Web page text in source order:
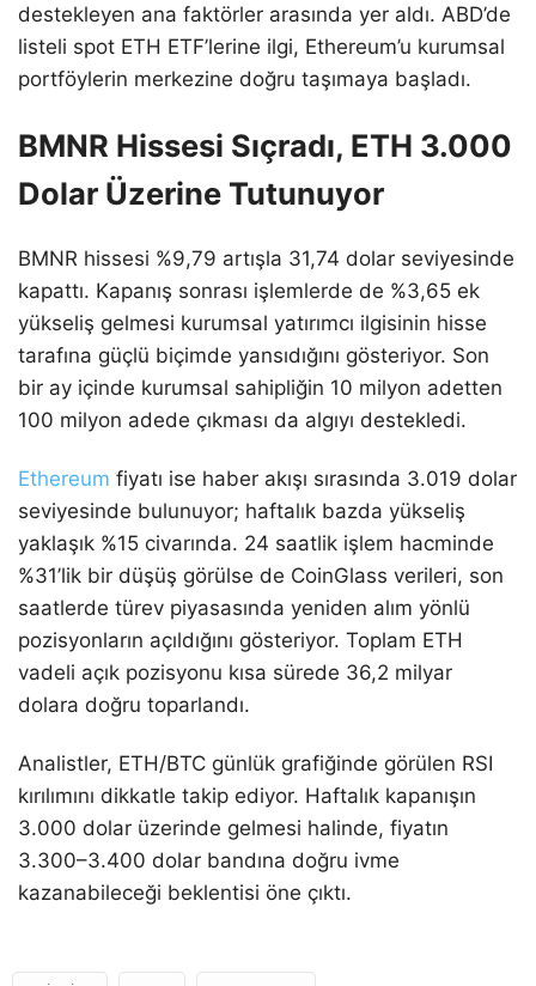
destekleyen ana faktörler arasında yer aldı. ABD’de
listeli spot ETH ETF’lerine ilgi, Ethereum’u kurumsal
portföylerin merkezine doğru taşımaya başladı.
BMNR Hissesi Sıçradı, ETH 3.000
Dolar Üzerine Tutunuyor
BMNR hissesi %9,79 artışla 31,74 dolar seviyesinde
kapattı. Kapanış sonrası işlemlerde de %3,65 ek
yükseliş gelmesi kurumsal yatırımcı ilgisinin hisse
tarafına güçlü biçimde yansıdığını gösteriyor. Son
bir ay içinde kurumsal sahipliğin 10 milyon adetten
100 milyon adede çıkması da algıyı destekledi.
Ethereum fiyatı ise haber akışı sırasında 3.019 dolar
seviyesinde bulunuyor; haftalık bazda yükseliş
yaklaşık %15 civarında. 24 saatlik işlem hacminde
%31’lik bir düşüş görülse de CoinGlass verileri, son
saatlerde türev piyasasında yeniden alım yönlü
pozisyonların açıldığını gösteriyor. Toplam ETH
vadeli açık pozisyonu kısa sürede 36,2 milyar
dolara doğru toparlandı.
Analistler, ETH/BTC günlük grafiğinde görülen RSI
kırılımını dikkatle takip ediyor. Haftalık kapanışın
3.000 dolar üzerinde gelmesi halinde, fiyatın
3.300–3.400 dolar bandına doğru ivme
kazanabileceği beklentisi öne çıktı.